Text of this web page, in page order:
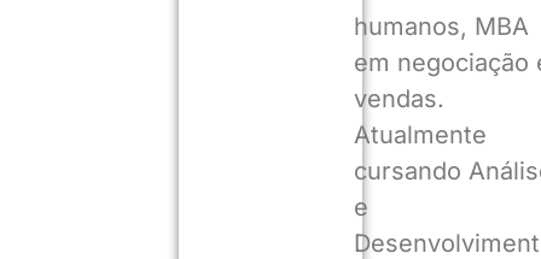
humanos, MBA
em negociação
vendas.
Atualmente
cursando
e